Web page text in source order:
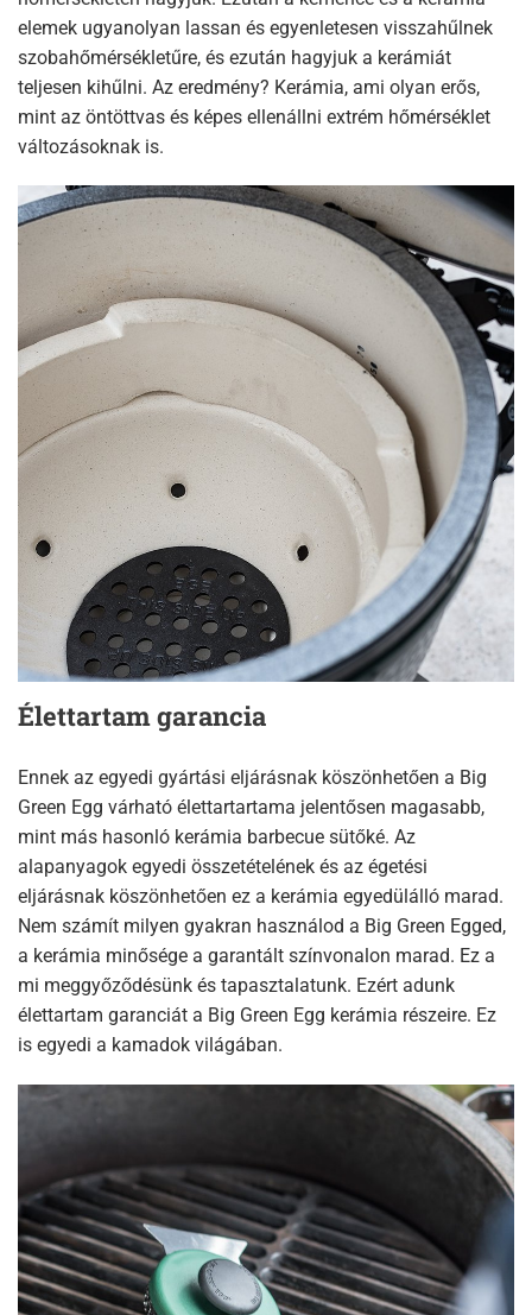
elemek ugyanolyan lassan és egyenletesen visszahűlnek
szobahőmérsékletűre, és ezután hagyjuk a kerámiát
teljesen kihűlni. Az eredmény? Kerámia, ami olyan erős,
mint az öntöttvas és képes ellenállni extrém hőmérséklet
változásoknak is.
Élettartam garancia
Ennek az egyedi gyártási eljárásnak köszönhetően a Big
Green Egg várható élettartartama jelentősen magasabb,
mint más hasonló kerámia barbecue sütőké. Az
alapanyagok egyedi összetételének és az égetési
eljárásnak köszönhetően ez a kerámia egyedülálló marad.
Nem számít milyen gyakran használod a Big Green Egged,
a kerámia minősége a garantált színvonalon marad. Ez a
mi meggyőződésünk és tapasztalatunk. Ezért adunk
élettartam garanciát a Big Green Egg kerámia részeire. Ez
is egyedi a kamadok világában.